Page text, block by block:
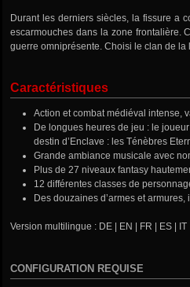
Durant les derniers siècles, la fissure a
escarmouches dans la zone frontalière.
guerre omniprésente. Choisi le clan de
Caractéristiques
Action et combat médiéval intense,
De longues heures de jeu : le
destin d’Enclave : les Ténèbres
Grande ambiance musicale avec
Plus de 27 niveaux fantasy
12 différentes classes de
Des douzaines d’armes et
Version multilingue : DE | EN | FR | ES | IT
CONFIGURATION REQUISE